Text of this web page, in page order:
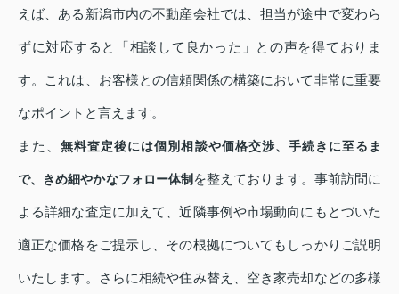
えば、ある新潟市内の不動産会社では、担当が途中で変わら
ずに対応すると「相談して良かった」との声を得ておりま
す。これは、お客様との信頼関係の構築において非常に重要
なポイントと言えます。
また、無料査定後には個別相談や価格交渉、手続きに至るま
で、きめ細やかなフォロー体制 を整えております。事前訪問に
よる詳細な査定に加えて、近隣事例や市場動向にもとづいた
適正な価格をご提示し、その根拠についてもしっかりご説明
いたします。さらに相続や住み替え、空き家売却などの多様